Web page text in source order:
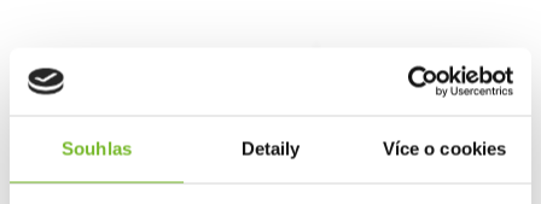
Souhlas Detaily Více o cookies